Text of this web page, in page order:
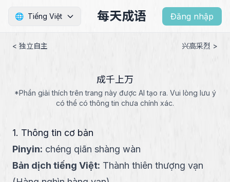
🌐 Tiếng Việt 每天成语 Đăng nhập
< 独立自主 兴高采烈 >
成千上万
*Phần giải thích trên trang này được AI tạo ra. Vui lòng lưu ý
có thể có thông tin chưa chính xác.
1. Thông tin cơ bản
Pinyin: chéng qiān shàng wàn
Bản dịch tiếng Việt: Thành thiên thượng vạn